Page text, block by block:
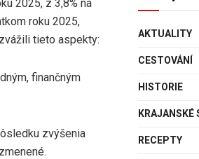
2025, z 3,8% na
roku 2025,
tieto aspekty:
finančným
zvýšenia
AKTUALITY
CESTOVÁNÍ
HISTORIE
KRAJANSKÉ
RECEPTY